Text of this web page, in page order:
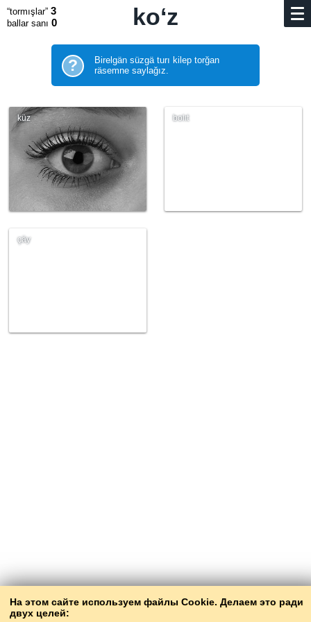
На этом сайте используем файлы Cookie. Делаем это ради
двух целей:
“tormışlar” 3
ballar sanı 0 koʻz
?
Birelgän süzgä turı kilep torğan
räsemne saylağız.
küz bolıt
çäy